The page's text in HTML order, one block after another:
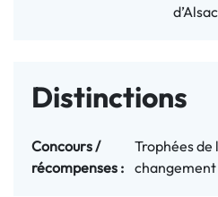
Distinctions
Concours /
récompenses :
Trophées